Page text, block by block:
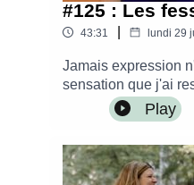
#125 : Les
43:31 lundi 29
Jamais expression
sensation que j'ai
mail. Bref : je suis
au passage, l'une
contrôle » sur Place
« Je (re)prends le
Play